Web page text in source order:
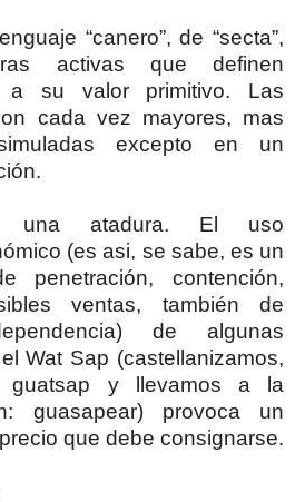
“canero”, de “secta”,
activas que definen
a su valor primitivo. Las
cada vez mayores, mas
excepto en un
una atadura. El uso
(es asi, se sabe, es un
penetración, contención,
ventas, también de
de algunas
Wat Sap (castellanizamos,
guatsap y llevamos a la
guasapear) provoca un
que debe consignarse.